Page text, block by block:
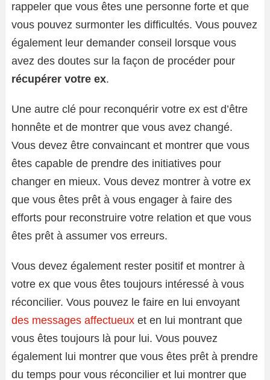
rappeler que vous êtes une personne forte et que
vous pouvez surmonter les difficultés. Vous pouvez
également leur demander conseil lorsque vous
avez des doutes sur la façon de procéder pour
récupérer votre ex.
Une autre clé pour reconquérir votre ex est d’être
honnête et de montrer que vous avez changé.
Vous devez être convaincant et montrer que vous
êtes capable de prendre des initiatives pour
changer en mieux. Vous devez montrer à votre ex
que vous êtes prêt à vous engager à faire des
efforts pour reconstruire votre relation et que vous
êtes prêt à assumer vos erreurs.
Vous devez également rester positif et montrer à
votre ex que vous êtes toujours intéressé à vous
réconcilier. Vous pouvez le faire en lui envoyant
des messages affectueux et en lui montrant que
vous êtes toujours là pour lui. Vous pouvez
également lui montrer que vous êtes prêt à prendre
du temps pour vous réconcilier et lui montrer que